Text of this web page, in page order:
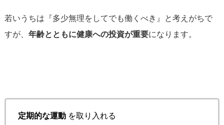
若いうちは『多少無理をしてでも働くべき』と考えがちで
すが、 年齢とともに健康への投資が重要になります。
定期的な運動を取り入れる